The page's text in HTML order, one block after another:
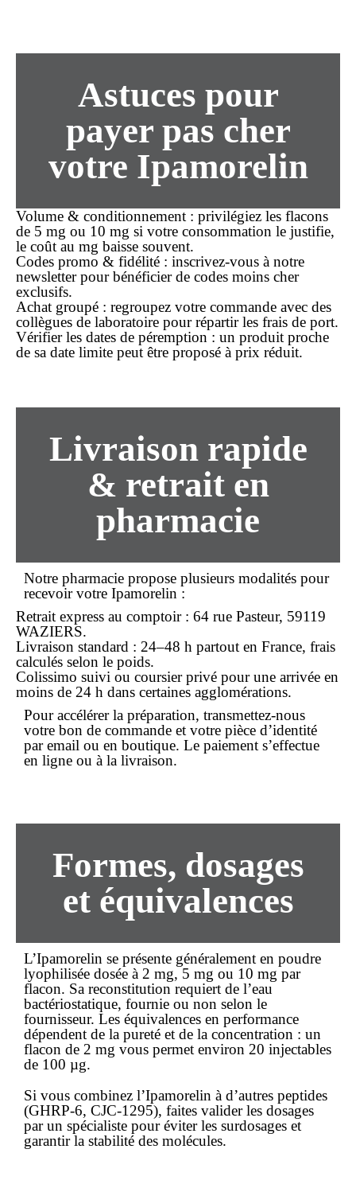
Astuces pour
payer pas cher
votre Ipamorelin
Volume & conditionnement : privilégiez les flacons
de 5 mg ou 10 mg si votre consommation le justifie,
le coût au mg baisse souvent.
Codes promo & fidélité : inscrivez-vous à notre
newsletter pour bénéficier de codes moins cher
exclusifs.
Achat groupé : regroupez votre commande avec des
collègues de laboratoire pour répartir les frais de port.
Vérifier les dates de péremption : un produit proche
de sa date limite peut être proposé à prix réduit.
Livraison rapide
& retrait en
pharmacie
Notre pharmacie propose plusieurs modalités pour
recevoir votre Ipamorelin :
Retrait express au comptoir : 64 rue Pasteur, 59119
WAZIERS.
Livraison standard : 24–48 h partout en France, frais
calculés selon le poids.
Colissimo suivi ou coursier privé pour une arrivée en
moins de 24 h dans certaines agglomérations.
Pour accélérer la préparation, transmettez-nous
votre bon de commande et votre pièce d’identité
par email ou en boutique. Le paiement s’effectue
en ligne ou à la livraison.
Formes, dosages
et équivalences
L’Ipamorelin se présente généralement en poudre
lyophilisée dosée à 2 mg, 5 mg ou 10 mg par
flacon. Sa reconstitution requiert de l’eau
bactériostatique, fournie ou non selon le
fournisseur. Les équivalences en performance
dépendent de la pureté et de la concentration : un
flacon de 2 mg vous permet environ 20 injectables
de 100 µg.
Si vous combinez l’Ipamorelin à d’autres peptides
(GHRP-6, CJC-1295), faites valider les dosages
par un spécialiste pour éviter les surdosages et
garantir la stabilité des molécules.